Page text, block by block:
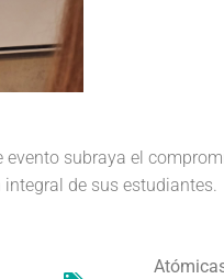
subraya el
de sus estudiantes.